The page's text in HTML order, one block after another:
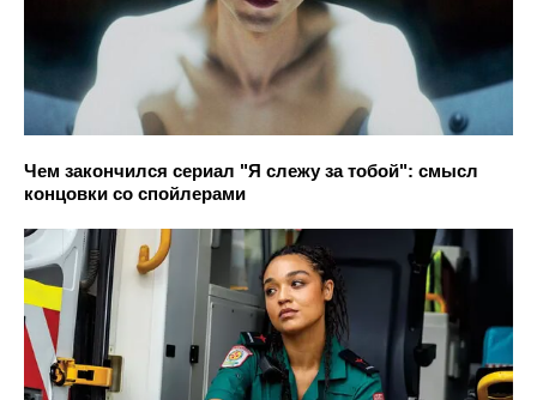
Чем закончился сериал "Я слежу за тобой": смысл
концовки со спойлерами